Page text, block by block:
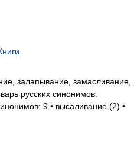
залапывание, замасливание,
русских синонимов.
9 • высаливание (2) •